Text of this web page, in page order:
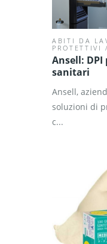
ABITI DA
PROTETTIVI
Ansell:
sanitari
Ansell,
soluzioni di
c...